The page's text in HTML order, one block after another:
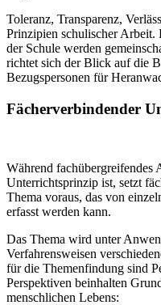
Toleranz, Transparenz,
Prinzipien schulischer Arbeit.
der Schule werden
richtet sich der Blick auf die
Bezugspersonen für
Fächerverbindender
Während fachübergreifendes
Unterrichtsprinzip ist, setzt
Thema voraus, das von
erfasst werden kann.
Das Thema wird unter
Verfahrensweisen
für die Themenfindung sind
Perspektiven beinhalten
menschlichen Lebens: